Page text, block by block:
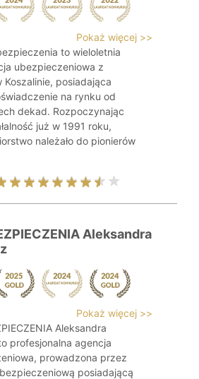
Pokaż więcej >>
to wieloletnia
ubezpieczeniowa z
Koszalinie, posiadająca
na rynku od
dekad. Rozpoczynając
już w 1991 roku,
należało do pionierów
Aleksandra
Pokaż więcej >>
Aleksandra
profesjonalna agencja
prowadzona przez
posiadającą